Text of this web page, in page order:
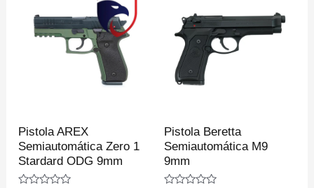
Pistola AREX
Semiautomática Zero 1
Stardard ODG 9mm
Pistola Beretta
Semiautomática M9
9mm